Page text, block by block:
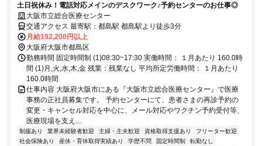
土日祝休み！電話対応メインのデスクワーク♪予約センターのお仕事◎
大阪市立総合医療センター
交通アクセス 最寄駅：都島駅 都島駅より徒歩3分
月給192,200円以上
大阪府大阪市都島区
勤務時間 固定時間制 (1)08:30~17:30 実働時間： １月あたり 160.0時
間 (1)月,火,水,木,金 残業：残業なし 平均所定労働時間： １月あたり
160.0時間
仕事内容 大阪府大阪市にある『大阪市立総合医療センター』で医療
事務の正社員募集です。 予約センターにて、患者さまの再診予約の
変更・キャンセル対応を中心に、メール対応やワクチン予約受付等、
医療現場を支え...
制服あり 業界未経験者歓迎 主婦・主夫歓迎 資格取得支援あり
フリーター歓迎
社会保険あり
産休・育休取得実績あり 学歴不問 固定時間制
転勤なし